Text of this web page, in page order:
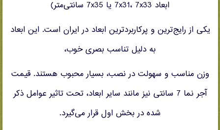
ابعاد 7x31، 7x33 یا 7x35 سانتی‌متر)
یکی از رایج‌ترین و پرکاربردترین ابعاد در ایران است. این ابعاد
به دلیل تناسب بصری خوب،
وزن مناسب و سهولت در نصب، بسیار محبوب هستند. قیمت
آجر نما 7 سانتی نیز مانند سایر ابعاد، تحت تاثیر عوامل ذکر
شده در بخش اول قرار می‌گیرد.